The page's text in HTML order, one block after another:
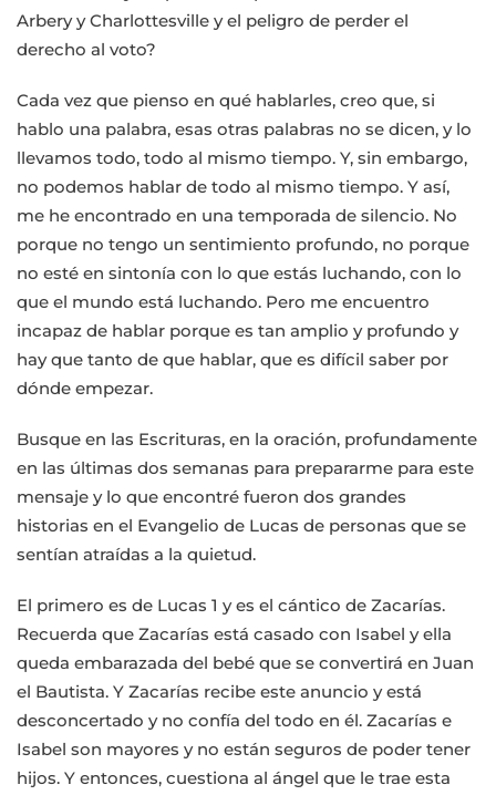
Arbery y Charlottesville y el peligro de perder el
derecho al voto?
Cada vez que pienso en qué hablarles, creo que, si
hablo una palabra, esas otras palabras no se dicen, y lo
llevamos todo, todo al mismo tiempo. Y, sin embargo,
no podemos hablar de todo al mismo tiempo. Y así,
me he encontrado en una temporada de silencio. No
porque no tengo un sentimiento profundo, no porque
no esté en sintonía con lo que estás luchando, con lo
que el mundo está luchando. Pero me encuentro
incapaz de hablar porque es tan amplio y profundo y
hay que tanto de que hablar, que es difícil saber por
dónde empezar.
Busque en las Escrituras, en la oración, profundamente
en las últimas dos semanas para prepararme para este
mensaje y lo que encontré fueron dos grandes
historias en el Evangelio de Lucas de personas que se
sentían atraídas a la quietud.
El primero es de Lucas 1 y es el cántico de Zacarías.
Recuerda que Zacarías está casado con Isabel y ella
queda embarazada del bebé que se convertirá en Juan
el Bautista. Y Zacarías recibe este anuncio y está
desconcertado y no confía del todo en él. Zacarías e
Isabel son mayores y no están seguros de poder tener
hijos. Y entonces, cuestiona al ángel que le trae esta